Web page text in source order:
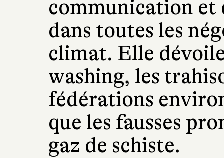
communication et
dans toutes les
climat. Elle
washing, les
fédérations
que les fausses
gaz de schiste.